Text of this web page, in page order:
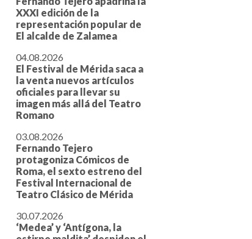
XXXI edición de la
representación popular de
El alcalde de Zalamea
04.08.2026
El Festival de Mérida saca a
la venta nuevos artículos
oficiales para llevar su
imagen más allá del Teatro
Romano
03.08.2026
Fernando Tejero
protagoniza Cómicos de
Roma, el sexto estreno del
Festival Internacional de
Teatro Clásico de Mérida
30.07.2026
‘Medea’ y ‘Antígona, la